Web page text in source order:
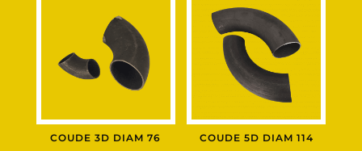
COUDE 3D DIAM 76 COUDE 5D DIAM 114